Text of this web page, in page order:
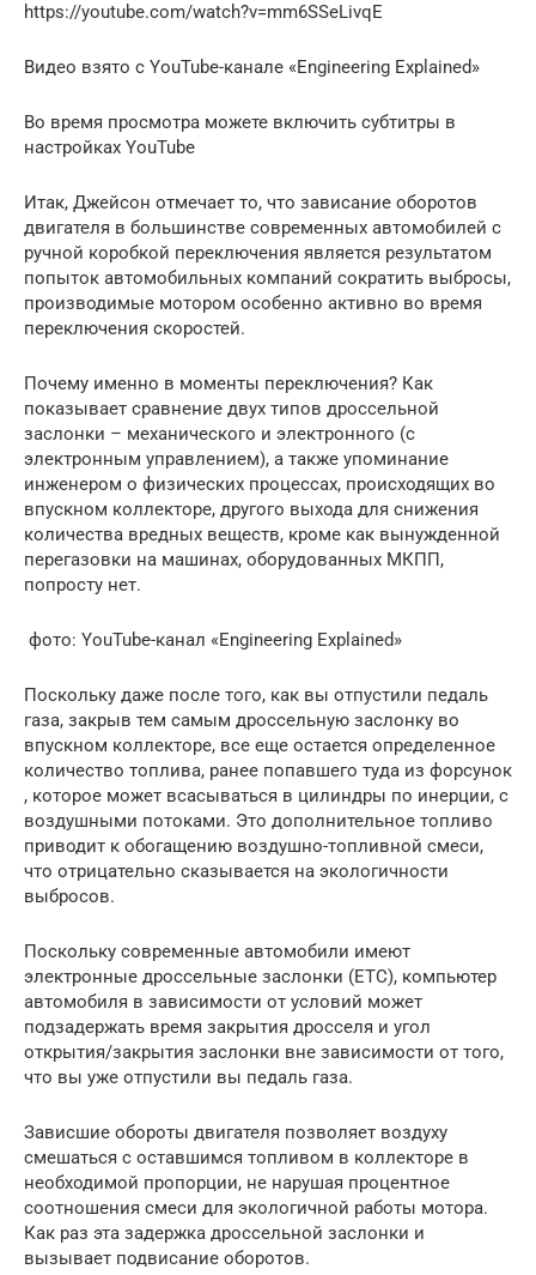
https://youtube.com/watch?v=mm6SSeLivqE
Видео взято с YouTube-канале «Engineering Explained»
Во время просмотра можете включить субтитры в
настройках YouTube
Итак, Джейсон отмечает то, что зависание оборотов
двигателя в большинстве современных автомобилей с
ручной коробкой переключения является результатом
попыток автомобильных компаний сократить выбросы,
производимые мотором особенно активно во время
переключения скоростей.
Почему именно в моменты переключения? Как
показывает сравнение двух типов дроссельной
заслонки – механического и электронного (с
электронным управлением), а также упоминание
инженером о физических процессах, происходящих во
впускном коллекторе, другого выхода для снижения
количества вредных веществ, кроме как вынужденной
перегазовки на машинах, оборудованных МКПП,
попросту нет.
фото: YouTube-канал «Engineering Explained»
Поскольку даже после того, как вы отпустили педаль
газа, закрыв тем самым дроссельную заслонку во
впускном коллекторе, все еще остается определенное
количество топлива, ранее попавшего туда из форсунок
, которое может всасываться в цилиндры по инерции, с
воздушными потоками. Это дополнительное топливо
приводит к обогащению воздушно-топливной смеси,
что отрицательно сказывается на экологичности
выбросов.
Поскольку современные автомобили имеют
электронные дроссельные заслонки (ETC), компьютер
автомобиля в зависимости от условий может
подзадержать время закрытия дросселя и угол
открытия/закрытия заслонки вне зависимости от того,
что вы уже отпустили вы педаль газа.
Зависшие обороты двигателя позволяет воздуху
смешаться с оставшимся топливом в коллекторе в
необходимой пропорции, не нарушая процентное
соотношения смеси для экологичной работы мотора.
Как раз эта задержка дроссельной заслонки и
вызывает подвисание оборотов.